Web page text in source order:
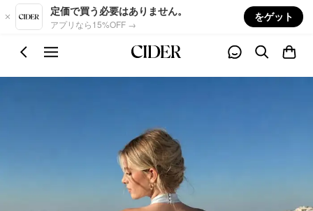
Skip to main content
定価で買う必要はありません。
アプリなら15%OFF →
をゲット